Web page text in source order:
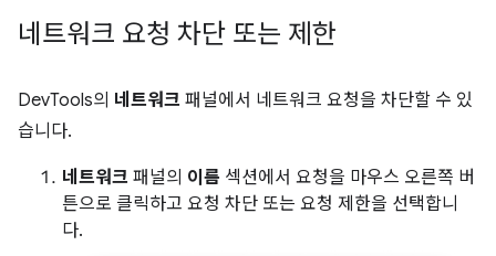
네트워크 요청 차단 또는 제한
DevTools의 네트워크 패널에서 네트워크 요청을 차단할 수 있
습니다.
네트워크 패널의 이름 섹션에서 요청을 마우스 오른쪽 버
튼으로 클릭하고 요청 차단 또는 요청 제한을 선택합니
다.